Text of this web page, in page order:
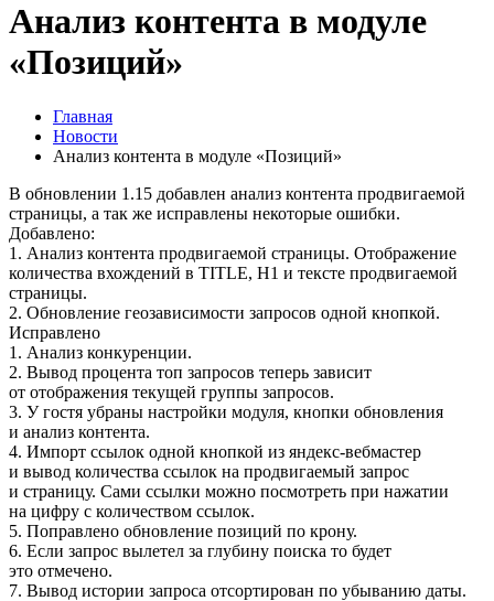
Анализ контента в модуле
«Позиций»
Главная
Новости
Анализ контента в модуле «Позиций»
В обновлении 1.15 добавлен анализ контента продвигаемой
страницы, а так же исправлены некоторые ошибки.
Добавлено:
1. Анализ контента продвигаемой страницы. Отображение
количества вхождений в TITLE, H1 и тексте продвигаемой
страницы.
2. Обновление геозависимости запросов одной кнопкой.
Исправлено
1. Анализ конкуренции.
2. Вывод процента топ запросов теперь зависит
от отображения текущей группы запросов.
3. У гостя убраны настройки модуля, кнопки обновления
и анализ контента.
4. Импорт ссылок одной кнопкой из яндекс-вебмастер
и вывод количества ссылок на продвигаемый запрос
и страницу. Сами ссылки можно посмотреть при нажатии
на цифру с количеством ссылок.
5. Поправлено обновление позиций по крону.
6. Если запрос вылетел за глубину поиска то будет
это отмечено.
7. Вывод истории запроса отсортирован по убыванию даты.